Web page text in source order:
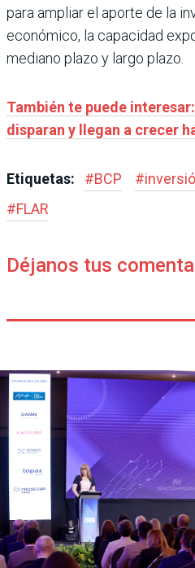
para ampliar el aporte de la
económico, la capacidad
mediano plazo y largo plazo.
También te puede
disparan y llegan a crecer
Etiquetas: #BCP #
#FLAR
Déjanos tus